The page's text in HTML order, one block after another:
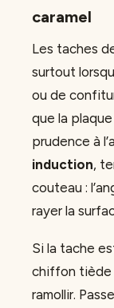
caramel
Les taches
surtout
ou de
que la
prudence à
induction,
couteau :
rayer la
Si la tache
chiffon tiède
ramollir.